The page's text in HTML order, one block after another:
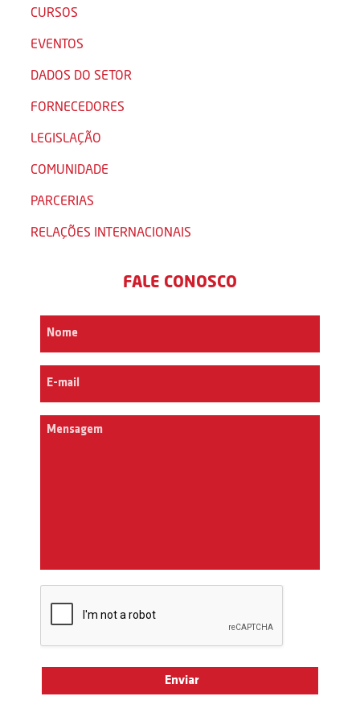
CURSOS
EVENTOS
DADOS DO SETOR
FORNECEDORES
LEGISLAÇÃO
COMUNIDADE
PARCERIAS
RELAÇÕES INTERNACIONAIS
FALE CONOSCO